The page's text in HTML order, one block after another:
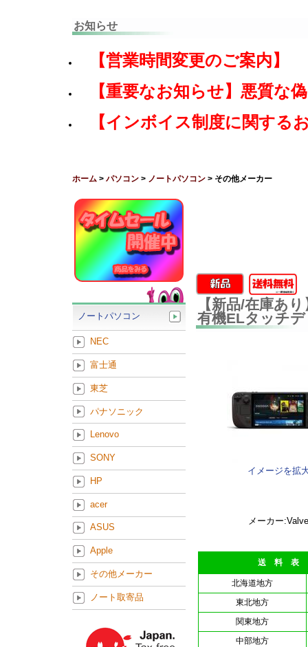
お知らせ
【営業時間変更のご案内】
【重要なお知らせ】悪質な
【インボイス制度に関する
ホーム > パソコン > ノートパソコン > その他メーカー
【新品/在庫あ
有機ELタッチ
イメージを拡
メーカー:Valve
送 料 表
北海道地方
東北地方
関東地方
中部地方
ノートパソコン
NEC
富士通
東芝
パナソニック
Lenovo
SONY
HP
acer
ASUS
Apple
その他メーカー
ノート取寄品